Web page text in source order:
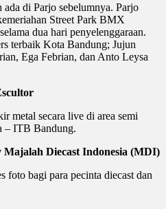
ada di Parjo sebelumnya. Parjo
Street Park BMX
dua hari penyelenggaraan.
terbaik Kota Bandung; Jujun
Ega Febrian, dan Anto Leysa
metal secara live di area semi
– ITB Bandung.
Majalah Diecast Indonesia (MDI)
foto bagi para pecinta diecast dan